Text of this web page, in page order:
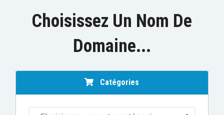
Choisissez Un Nom De
Domaine...
Catégories